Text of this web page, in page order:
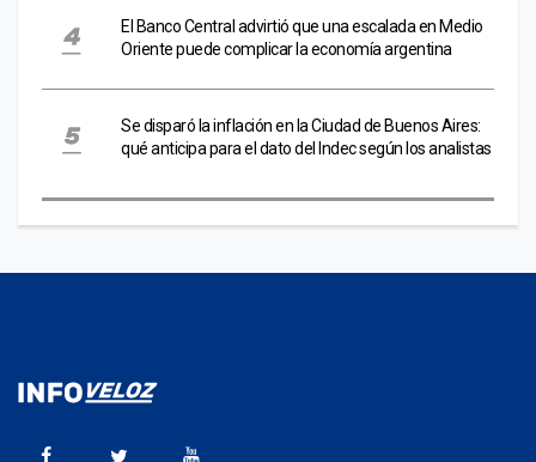
El Banco Central advirtió que una escalada en Medio
Oriente puede complicar la economía argentina
Se disparó la inflación en la Ciudad de Buenos Aires:
qué anticipa para el dato del Indec según los analistas